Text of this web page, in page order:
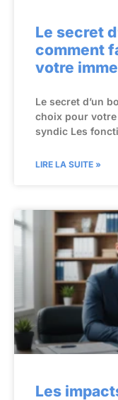
Le secret
comment
votre
Le secret d’un
choix pour
syndic Les
LIRE LA SUITE »
Les